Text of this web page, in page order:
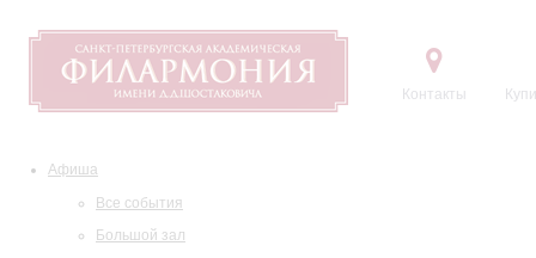
Контакты
Афиша
Все события
Большой зал